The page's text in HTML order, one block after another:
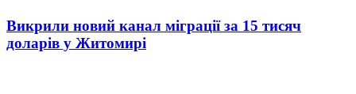
Викрили новий канал міграції за 15 тисяч
доларів у Житомирі